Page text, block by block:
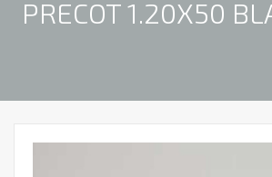
PRECOT 1.20X50